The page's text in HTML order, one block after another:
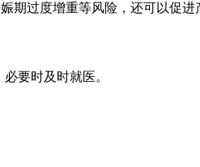
过度增重等风险，还可以促进
要时及时就医。